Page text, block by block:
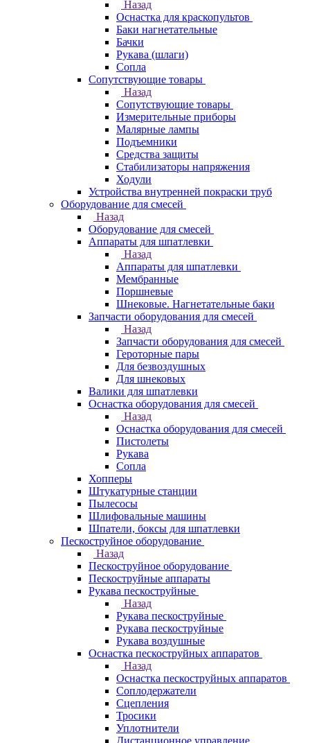
Назад
Оснастка для краскопультов
Баки нагнетательные
Бачки
Рукава (шлаги)
Сопла
Сопутствующие товары
Назад
Сопутствующие товары
Измерительные приборы
Малярные лампы
Подъемники
Средства защиты
Стабилизаторы напряжения
Ходули
Устройства внутренней покраски труб
Оборудование для смесей
Назад
Оборудование для смесей
Аппараты для шпатлевки
Назад
Аппараты для шпатлевки
Мембранные
Поршневые
Шнековые. Нагнетательные баки
Запчасти оборудования для смесей
Назад
Запчасти оборудования для смесей
Героторные пары
Для безвоздушных
Для шнековых
Валики для шпатлевки
Оснастка оборудования для смесей
Назад
Оснастка оборудования для смесей
Пистолеты
Рукава
Сопла
Хопперы
Штукатурные станции
Пылесосы
Шлифовальные машины
Шпатели, боксы для шпатлевки
Пескоструйное оборудование
Назад
Пескоструйное оборудование
Пескоструйные аппараты
Рукава пескоструйные
Назад
Рукава пескоструйные
Рукава пескоструйные
Рукава воздушные
Оснастка пескоструйных аппаратов
Назад
Оснастка пескоструйных аппаратов
Соплодержатели
Сцепления
Тросики
Уплотнители
Дистанционное управление